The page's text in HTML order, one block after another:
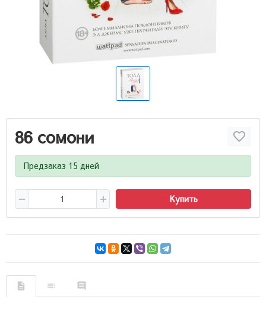
86 сомони
Предзаказ 15 дней
Купить